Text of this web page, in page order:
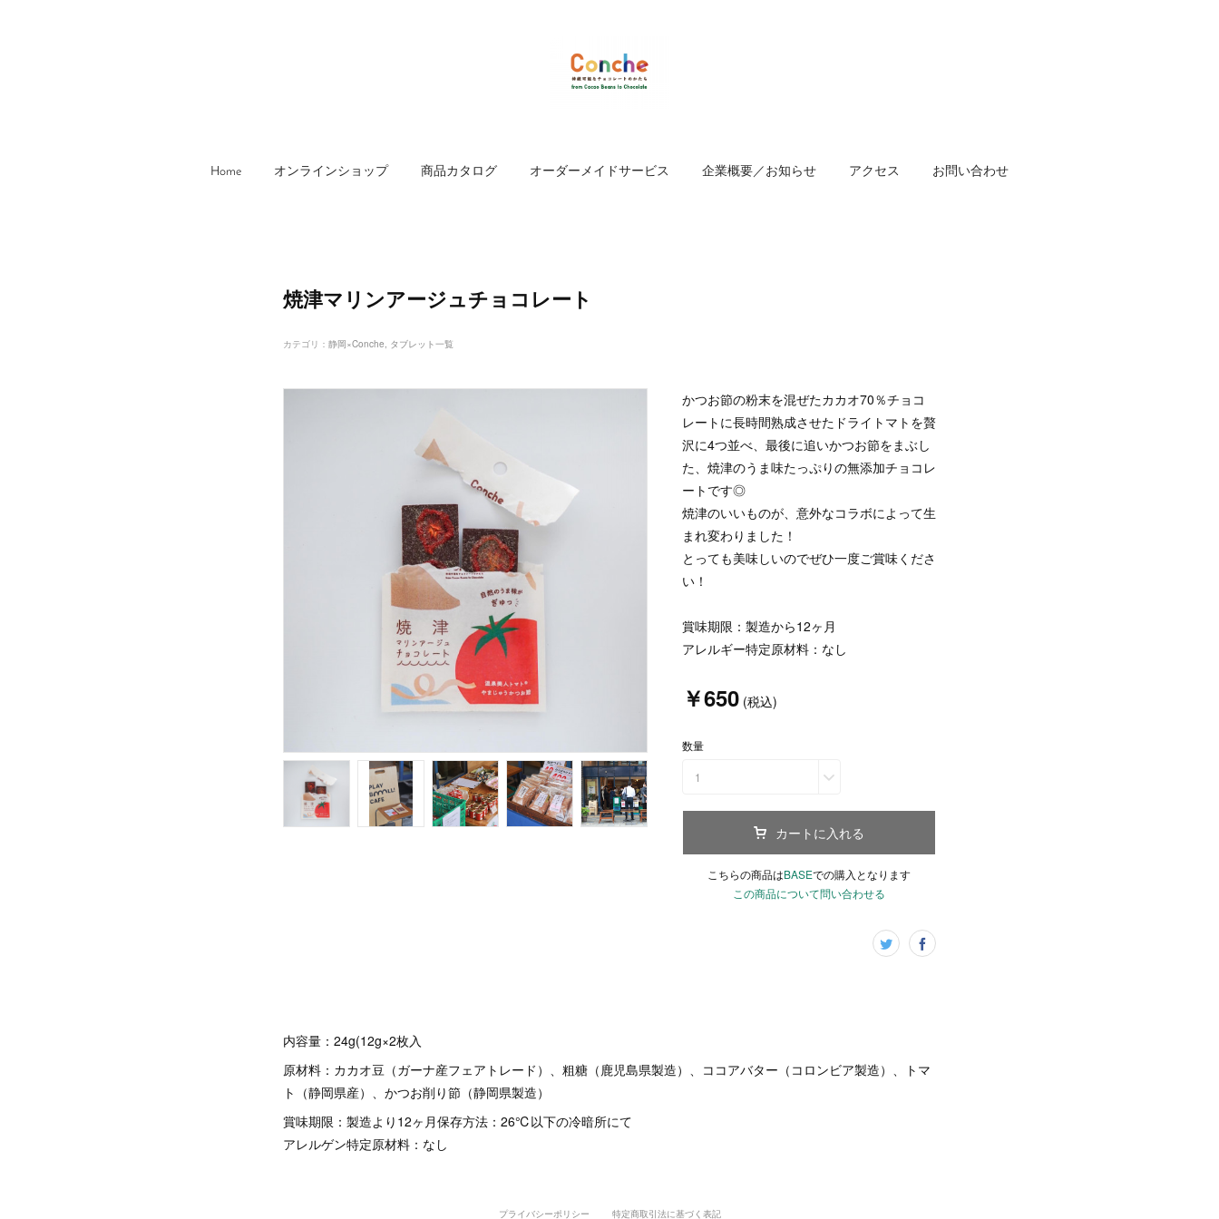
Home オンラインショップ 商品カタログ オーダーメイドサービス 企業概要／お知らせ アクセス お問い合わせ
焼津マリンアージュチョコレート
カテゴリ ： 静岡×Conche タブレット一覧
かつお節の粉末を混ぜたカカオ70％チョコ
レートに長時間熟成させたドライトマトを贅
沢に4つ並べ、最後に追いかつお節をまぶし
た、焼津のうま味たっぷりの無添加チョコレ
ートです◎
焼津のいいものが、意外なコラボによって生
まれ変わりました！
とっても美味しいのでぜひ一度ご賞味くださ
い！
賞味期限：製造から12ヶ月
アレルギー特定原材料：なし
￥650 (税込)
数量
1
カートに入れる
こちらの商品はBASEでの購入となります
この商品について問い合わせる
内容量：24g(12g×2枚入
原材料：カカオ豆（ガーナ産フェアトレード）、粗糖（鹿児島県製造）、ココアバター（コロンビア製造）、トマ
ト（静岡県産）、かつお削り節（静岡県製造）
賞味期限：製造より12ヶ月保存方法：26℃以下の冷暗所にて
アレルゲン特定原材料：なし
プライバシーポリシー 特定商取引法に基づく表記